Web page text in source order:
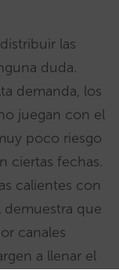
las
duda.
demanda, los
juegan con el
poco riesgo
ciertas fechas.
calientes con
que
canales
a llenar el